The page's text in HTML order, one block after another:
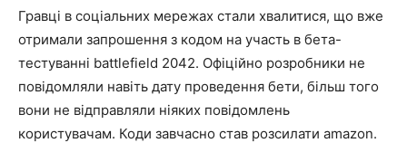
Гравці в соціальних мережах стали хвалитися, що вже
отримали запрошення з кодом на участь в бета-
тестуванні battlefield 2042. Офіційно розробники не
повідомляли навіть дату проведення бети, більш того
вони не відправляли ніяких повідомлень
користувачам. Коди завчасно став розсилати amazon.